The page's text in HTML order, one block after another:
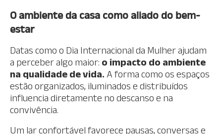
O ambiente da casa como aliado do bem-
estar
Datas como o Dia Internacional da Mulher ajudam
a perceber algo maior: o impacto do ambiente
na qualidade de vida. A forma como os espaços
estão organizados, iluminados e distribuídos
influencia diretamente no descanso e na
convivência.
Um lar confortável favorece pausas, conversas e